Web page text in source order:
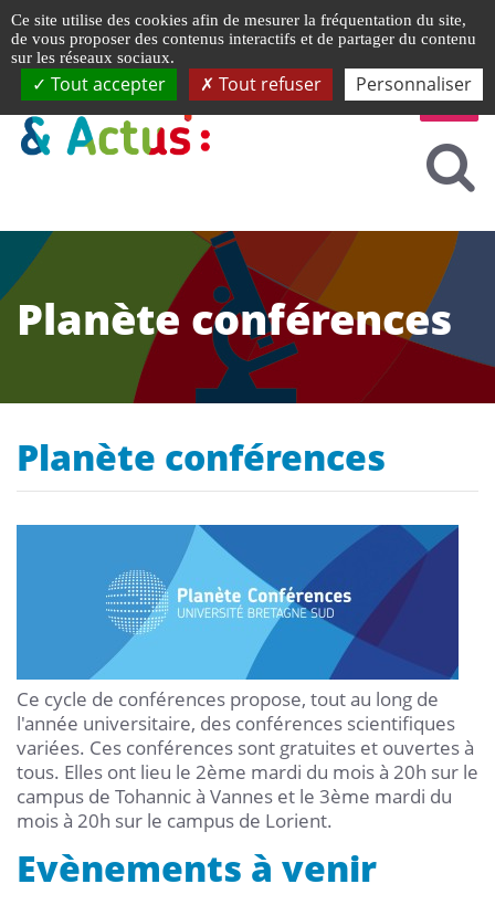
Planète conférences
Planète conférences
Ce cycle de conférences propose, tout au long de
l'année universitaire, des conférences scientifiques
variées. Ces conférences sont gratuites et ouvertes à
tous. Elles ont lieu le 2ème mardi du mois à 20h sur le
campus de Tohannic à Vannes et le 3ème mardi du
mois à 20h sur le campus de Lorient.
Evènements à venir
Ce site utilise des cookies afin de mesurer la fréquentation du site,
de vous proposer des contenus interactifs et de partager du contenu
sur les réseaux sociaux.
Tout accepter Tout refuser Personnaliser